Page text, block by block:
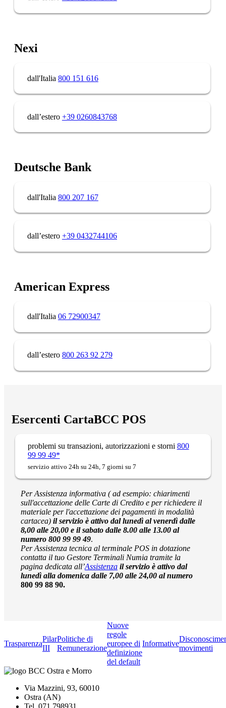
Nexi
dall'Italia 800 151 616
dall’estero +39 0260843768
Deutsche Bank
dall'Italia 800 207 167
dall’estero +39 0432744106
American Express
dall'Italia 06 72900347
dall’estero 800 263 92 279
Esercenti CartaBCC POS
problemi su transazioni, autorizzazioni e storni 800
99 99 49*
servizio attivo 24h su 24h, 7 giorni su 7
Per Assistenza informativa ( ad esempio: chiarimenti
sull'accettazione delle Carte di Credito e per richiedere il
materiale per l'accettazione dei pagamenti in modalità
cartacea) il servizio è attivo dal lunedì al venerdì dalle
8,00 alle 20,00 e il sabato dalle 8.00 alle 13.00 al
numero 800 99 99 49.
Per Assistenza tecnica al terminale POS in dotazione
contatta il tuo Gestore Terminali Numia tramite la
pagina dedicata all’Assistenza il servizio è attivo dal
lunedì alla domenica dalle 7,00 alle 24,00 al numero
800 99 88 90.
Trasparenza
Pilar
III
Politiche di
Remunerazione
Nuove
regole
europee di
definizione
del default
Informative
movimenti
Via Mazzini, 93, 60010
Ostra (AN)
Tel. 071.798931